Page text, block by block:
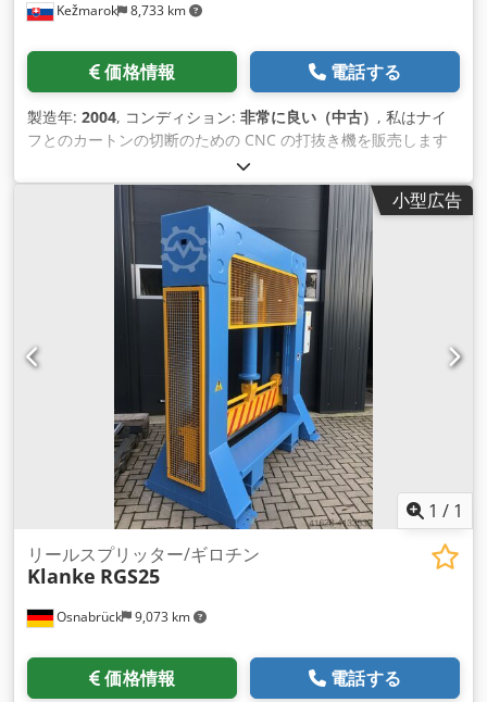
Kežmarok 8,733 km
価格情報 電話する
製造年: 2004, コンディション: 非常に良い（中古） , 私はナイ
フとのカートンの切断のための CNC の打抜き機を販売します
Csdsd I N Etjpfx Ac Ejrf 状態良好、一般的には生産者で修理さ
れたもので、即売可能です。
小型広告
1 / 1
Osnabrück 9,073 km
リールスプリッター/ギロチン
Klanke RGS25
価格情報 電話する